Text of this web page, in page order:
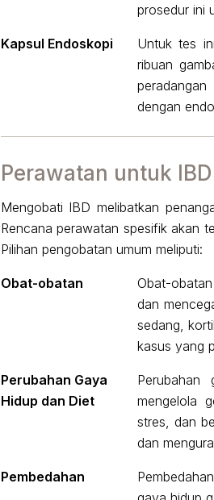
prosedur ini
Kapsul Endoskopi
Untuk tes
ribuan
dengan
Perawatan untuk IBD
Mengobati IBD melibatkan
Rencana perawatan spesifik akan
Pilihan pengobatan umum meliputi:
Obat-obatan
Obat-
dan
sedang,
kasus yang
Perubahan Gaya
Hidup dan Diet
Perubahan
mengelola
stres, dan
dan
Pembedahan